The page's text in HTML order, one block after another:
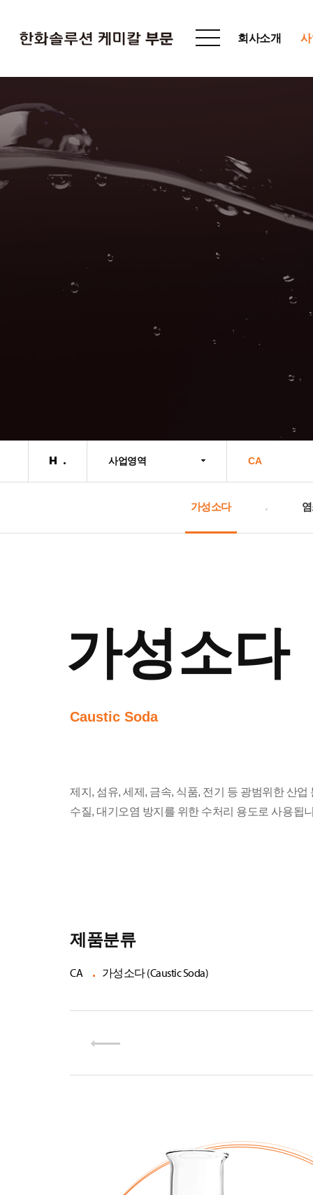
회사소개
사업영역 CA
가성소다
가성소다
Caustic Soda
제지, 섬유, 세제, 금속, 식품, 전기 등 광범위한 산업
수질, 대기오염 방지를 위한 수처리 용도로 사용됩
제품분류
CA 가성소다 (Caustic Soda)